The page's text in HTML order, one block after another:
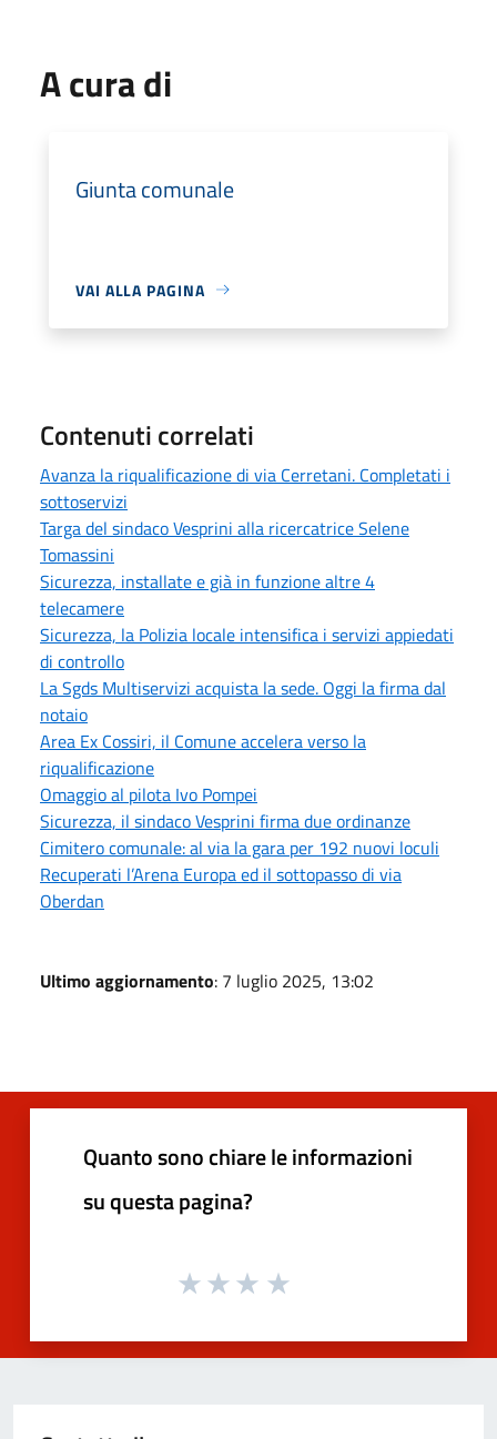
A cura di
Giunta comunale
VAI ALLA PAGINA
Contenuti correlati
Avanza la riqualificazione di via Cerretani. Completati i
sottoservizi
Targa del sindaco Vesprini alla ricercatrice Selene
Tomassini
Sicurezza, installate e già in funzione altre 4
telecamere
Sicurezza, la Polizia locale intensifica i servizi appiedati
di controllo
La Sgds Multiservizi acquista la sede. Oggi la firma dal
notaio
Area Ex Cossiri, il Comune accelera verso la
riqualificazione
Omaggio al pilota Ivo Pompei
Sicurezza, il sindaco Vesprini firma due ordinanze
Cimitero comunale: al via la gara per 192 nuovi loculi
Recuperati l’Arena Europa ed il sottopasso di via
Oberdan
Ultimo aggiornamento: 7 luglio 2025, 13:02
Quanto sono chiare le informazioni
su questa pagina?